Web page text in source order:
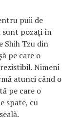
puii de
sunt pozați în
Shih Tzu din
pe care o
Nimeni
atunci când o
pe care o
spate, cu